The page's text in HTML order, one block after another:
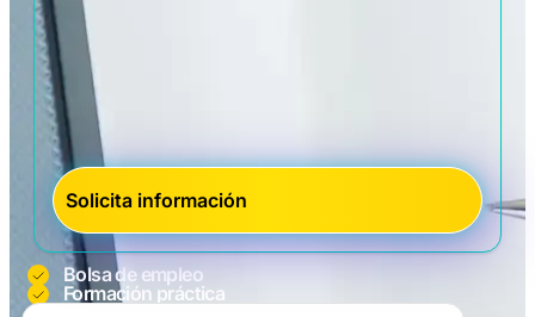
Bolsa de empleo
Formación práctica